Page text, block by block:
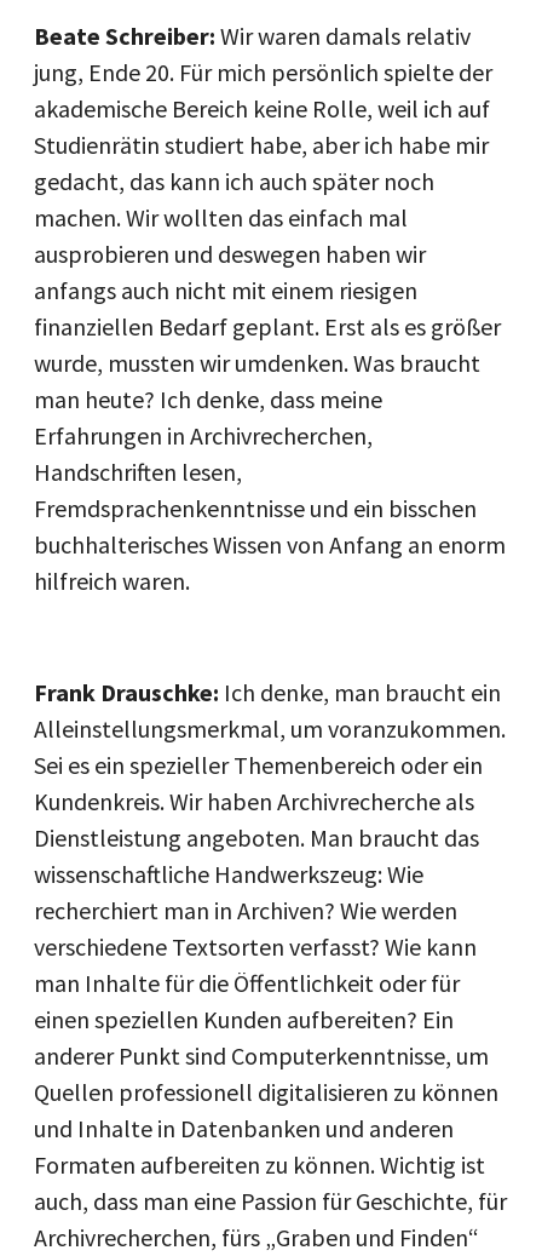
Beate Schreiber: Wir waren damals relativ
jung, Ende 20. Für mich persönlich spielte der
akademische Bereich keine Rolle, weil ich auf
Studienrätin studiert habe, aber ich habe mir
gedacht, das kann ich auch später noch
machen. Wir wollten das einfach mal
ausprobieren und deswegen haben wir
anfangs auch nicht mit einem riesigen
finanziellen Bedarf geplant. Erst als es größer
wurde, mussten wir umdenken. Was braucht
man heute? Ich denke, dass meine
Erfahrungen in Archivrecherchen,
Handschriften lesen,
Fremdsprachenkenntnisse und ein bisschen
buchhalterisches Wissen von Anfang an enorm
hilfreich waren.
Frank Drauschke: Ich denke, man braucht ein
Alleinstellungsmerkmal, um voranzukommen.
Sei es ein spezieller Themenbereich oder ein
Kundenkreis. Wir haben Archivrecherche als
Dienstleistung angeboten. Man braucht das
wissenschaftliche Handwerkszeug: Wie
recherchiert man in Archiven? Wie werden
verschiedene Textsorten verfasst? Wie kann
man Inhalte für die Öffentlichkeit oder für
einen speziellen Kunden aufbereiten? Ein
anderer Punkt sind Computerkenntnisse, um
Quellen professionell digitalisieren zu können
und Inhalte in Datenbanken und anderen
Formaten aufbereiten zu können. Wichtig ist
auch, dass man eine Passion für Geschichte, für
Archivrecherchen, fürs „Graben und Finden“